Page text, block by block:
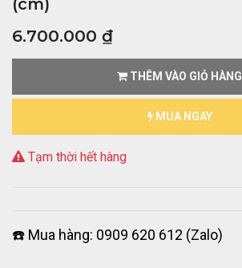
6.700.000 ₫
THÊM VÀO GIỎ HÀNG
MUA NGAY
Tạm thời hết hàng
☎️ Mua hàng: 0909 620 612 (Zalo)